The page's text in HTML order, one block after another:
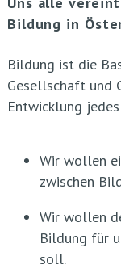
Bildung in
Bildung ist die
Gesellschaft und
Entwicklung
Wir wollen
zwischen
Wir wollen
Bildung für
soll.